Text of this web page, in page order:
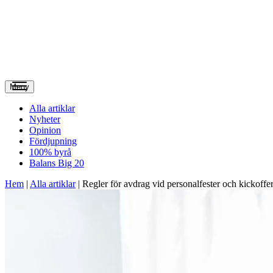
Meny
Alla artiklar
Nyheter
Opinion
Fördjupning
100% byrå
Balans Big 20
Hem | Alla artiklar| Regler för avdrag vid personalfester och kickoffer